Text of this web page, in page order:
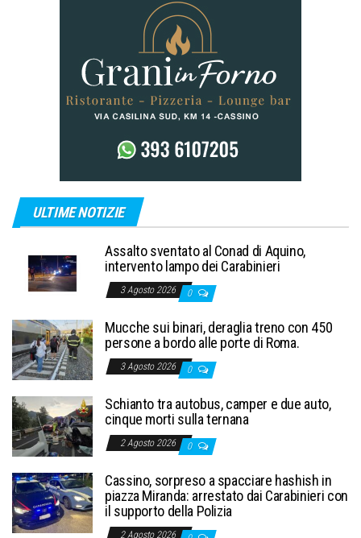
ULTIME NOTIZIE
Assalto sventato al Conad di Aquino,
intervento lampo dei Carabinieri
3 Agosto 2026 0
Mucche sui binari, deraglia treno con 450
persone a bordo alle porte di Roma.
3 Agosto 2026 0
Schianto tra autobus, camper e due auto,
cinque morti sulla ternana
2 Agosto 2026 0
Cassino, sorpreso a spacciare hashish in
piazza Miranda: arrestato dai Carabinieri con
il supporto della Polizia
2 Agosto 2026